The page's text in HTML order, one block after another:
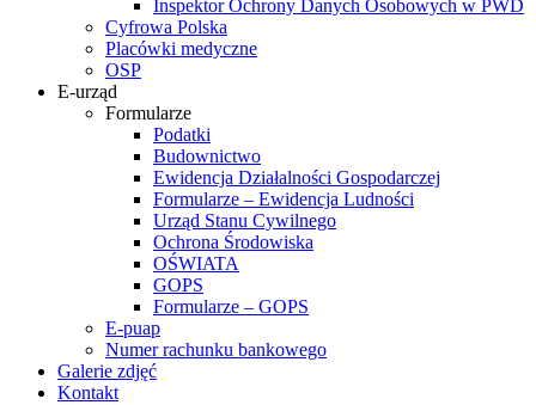
Inspektor Ochrony Danych Osobowych w PWD
Cyfrowa Polska
Placówki medyczne
OSP
E-urząd
Formularze
Podatki
Budownictwo
Ewidencja Działalności Gospodarczej
Formularze – Ewidencja Ludności
Urząd Stanu Cywilnego
Ochrona Środowiska
OŚWIATA
GOPS
Formularze – GOPS
E-puap
Numer rachunku bankowego
Galerie zdjęć
Kontakt